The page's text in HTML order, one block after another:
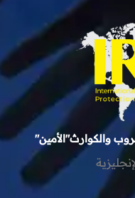
والكوارث"الأمين"